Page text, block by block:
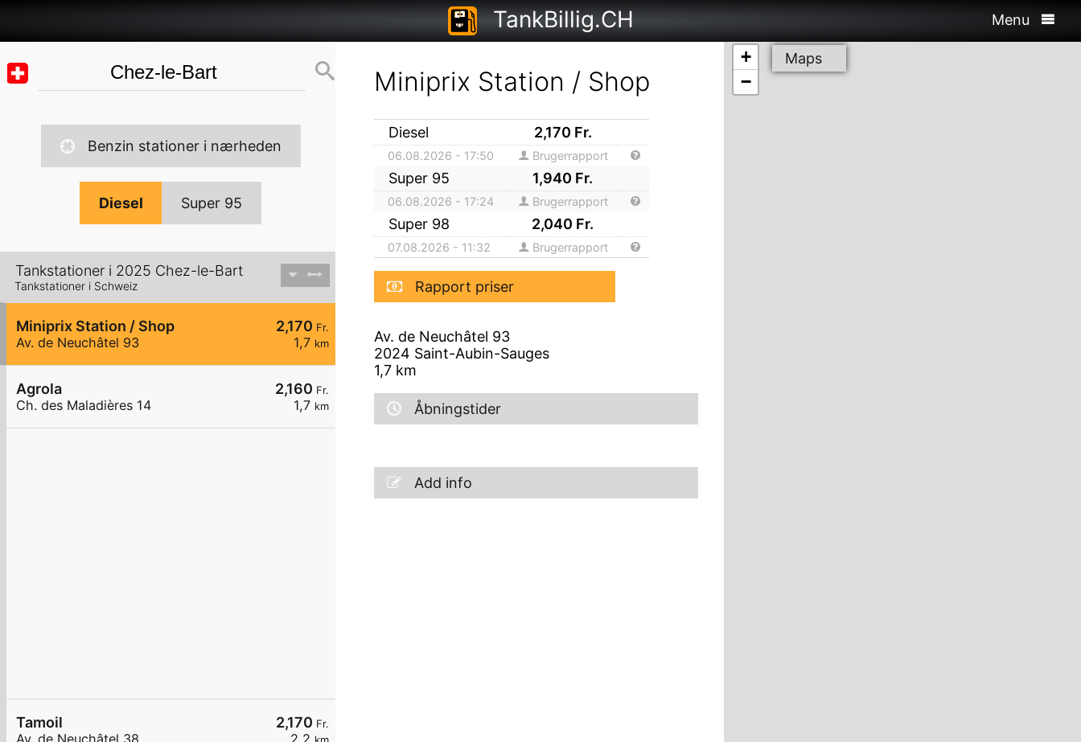
TankBillig.CH Menu
Benzin stationer i nærheden
Diesel Super 95
Tankstationer i 2025 Chez-le-Bart
Tankstationer i Schweiz
2,170 Fr.
1,7 km
Miniprix Station / Shop
Av. de Neuchâtel 93
2,160 Fr.
1,7 km
Agrola
Ch. des Maladières 14
2,170 Fr.
Tamoil
Miniprix Station / Shop
Diesel 2,170 Fr.
06.08.2026 - 17:50 Brugerrapport
Super 95 1,940 Fr.
06.08.2026 - 17:24 Brugerrapport
Super 98 2,040 Fr.
07.08.2026 - 11:32 Brugerrapport
Rapport priser
Av. de Neuchâtel 93
2024 Saint-Aubin-Sauges
1,7km
Åbningstider
Add info
+
−
Maps